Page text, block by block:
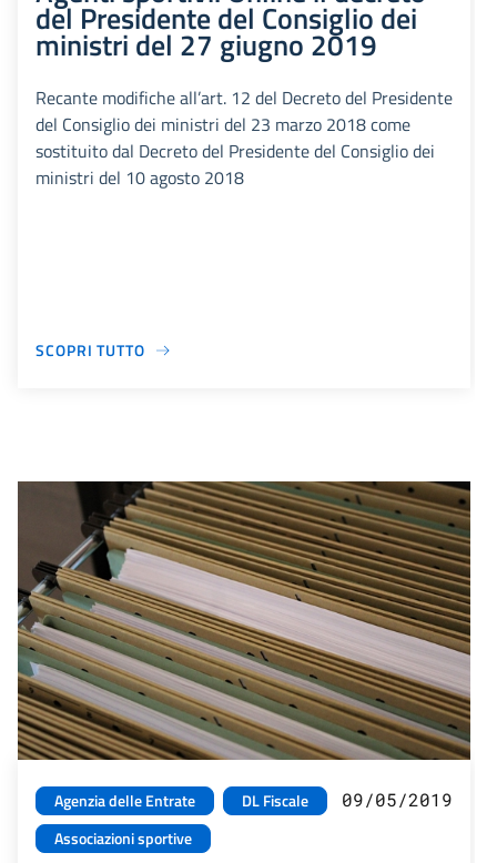
del Presidente del Consiglio dei
ministri del 27 giugno 2019
Recante modifiche all’art. 12 del Decreto del Presidente
del Consiglio dei ministri del 23 marzo 2018 come
sostituito dal Decreto del Presidente del Consiglio dei
ministri del 10 agosto 2018
SCOPRI TUTTO
Agenzia delle Entrate
DL Fiscale
Associazioni sportive
09/05/2019